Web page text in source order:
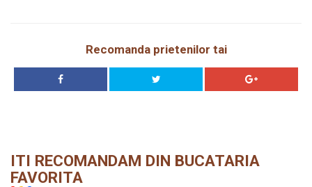
Recomanda prietenilor tai
ITI RECOMANDAM DIN BUCATARIA
FAVORITA